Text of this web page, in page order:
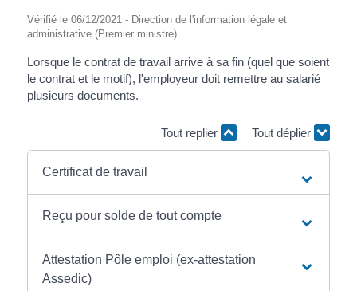
Vérifié le 06/12/2021 - Direction de l'information légale et
administrative (Premier ministre)
Lorsque le contrat de travail arrive à sa fin (quel que soient
le contrat et le motif), l'employeur doit remettre au salarié
plusieurs documents.
Tout replier Tout déplier
Certificat de travail
Reçu pour solde de tout compte
Attestation Pôle emploi (ex-attestation
Assedic)